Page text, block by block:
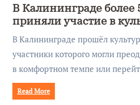
В Калининграде более
приняли участие в
забеге
В Калининграде прошёл
участники которого могли
в комфортном темпе или
Read More